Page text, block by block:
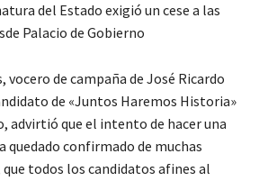
del Estado exigió un cese a las
Palacio de Gobierno
vocero de campaña de José Ricardo
de «Juntos Haremos Historia»
advirtió que el intento de hacer una
quedado confirmado de muchas
todos los candidatos afines al